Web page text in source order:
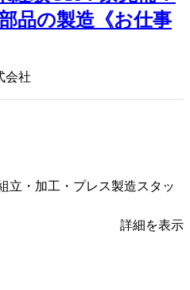
品の製造《お仕事
会社
立・加工・プレス製造スタッ
詳細を表示